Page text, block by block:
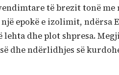
të brezit tonë
epokë e izolimit, ndërsa
dhe plot shpresa.
dhe ndërlidhjes së